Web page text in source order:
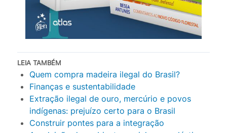
LEIA TAMBÉM
Quem compra madeira ilegal do Brasil?
Finanças e sustentabilidade
Extração ilegal de ouro, mercúrio e povos
indígenas: prejuízo certo para o Brasil
Construir pontes para a integração